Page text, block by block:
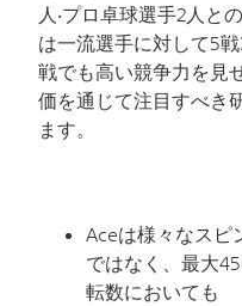
人‧プロ卓球選手2人と
は一流選手に対して5戦
戦でも高い競争力を
価を通じて注目すべき
ます。
Aceは様々なスピ
ではなく、最大
転数において